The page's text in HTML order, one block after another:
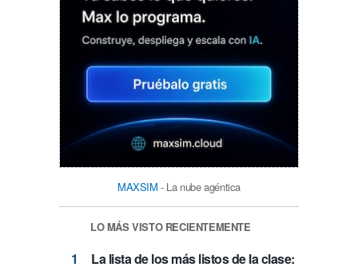
MAXSIM - La nube agéntica
LO MÁS VISTO RECIENTEMENTE
La lista de los más listos de la clase: